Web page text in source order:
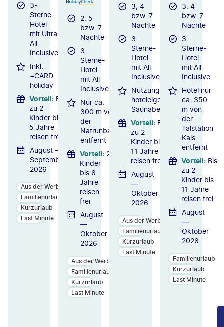
3-
Sterne-
Hotel
mit Ultra
All
Inclusive
Inkl.
+CARD
holiday
Vorteil: Bis
zu 2
Kinder bis
5 Jahre
reisen frei
August —
September
2026
Aus der Werbung
Familienurlaub
Kurzurlaub
Last Minute
2, 5
bzw. 7
Nächte
3-
Sterne-
Hotel
mit All
Inclusive
Nur ca.
300 m von
der
Natrunbahn
entfernt
Vorteil: 2
Kinder
bis 6
Jahre
reisen
frei
August
—
Oktober
2026
Aus der Werbung
Familienurlaub
Kurzurlaub
Last Minute
3, 4
bzw. 7
Nächte
3-
Sterne-
Hotel
mit All
Inclusive
Nutzung des
hoteleigenen
Saunabereichs
Vorteil: Bis
zu 2
Kinder bis
11 Jahre
reisen frei
August
—
Oktober
2026
Aus der Werbung
Familienurlaub
Kurzurlaub
Last Minute
3, 4
bzw. 7
Nächte
3-
Sterne-
Hotel
mit All
Inclusive
Hotel nur
ca. 350
m von
der
Talstation
Kals
entfernt
Vorteil: Bis
zu 2
Kinder bis
11 Jahre
reisen frei
August
—
Oktober
2026
Familienurlaub
Kurzurlaub
Last Minute